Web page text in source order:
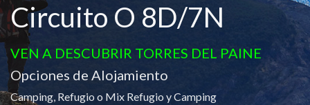
Circuito O 8D/7N
VEN A DESCUBRIR TORRES DEL PAINE
Opciones de Alojamiento
Camping, Refugio o Mix Refugio y Camping